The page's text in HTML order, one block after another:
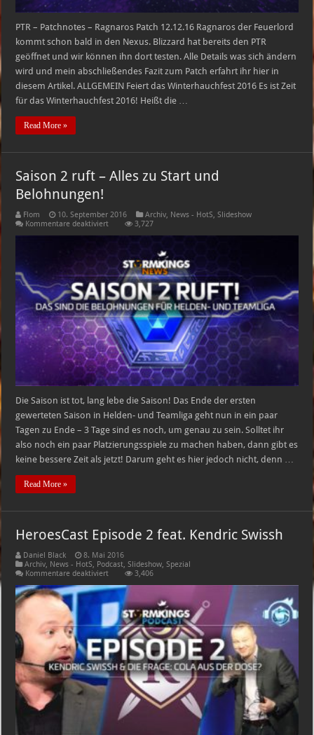
PTR – Patchnotes – Ragnaros Patch 12.12.16 Ragnaros der Feuerlord
kommt schon bald in den Nexus. Blizzard hat bereits den PTR
geöffnet und wir können ihn dort testen. Alle Details was sich ändern
wird und mein abschließendes Fazit zum Patch erfahrt ihr hier in
diesem Artikel. ALLGEMEIN Feiert das Winterhauchfest 2016 Es ist Zeit
für das Winterhauchfest 2016! Heißt die …
Read More »
Saison 2 ruft – Alles zu Start und
Belohnungen!
Flom 10. September 2016 Archiv, News - HotS,Slideshow
Kommentare deaktiviertfür
Alles
zu
Start
und
Belohnungen!
3,727
Die Saison ist tot, lang lebe die Saison! Das Ende der ersten
gewerteten Saison in Helden- und Teamliga geht nun in ein paar
Tagen zu Ende – 3 Tage sind es noch, um genau zu sein. Solltet ihr
also noch ein paar Platzierungsspiele zu machen haben, dann gibt es
keine bessere Zeit als jetzt! Darum geht es hier jedoch nicht, denn …
Read More »
HeroesCast Episode 2 feat. Kendric Swissh
Daniel Black
8. Mai 2016
Archiv, News - HotS, Podcast,Slideshow,Spezial
Kommentare deaktiviertfür
Episode
2
feat.
Kendric
Swissh
3,406